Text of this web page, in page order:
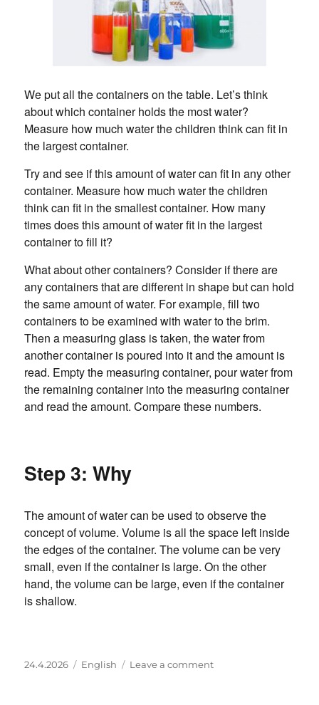
We put all the containers on the table. Let’s think
about which container holds the most water?
Measure how much water the children think can fit in
the largest container.
Try and see if this amount of water can fit in any other
container. Measure how much water the children
think can fit in the smallest container. How many
times does this amount of water fit in the largest
container to fill it?
What about other containers? Consider if there are
any containers that are different in shape but can hold
the same amount of water. For example, fill two
containers to be examined with water to the brim.
Then a measuring glass is taken, the water from
another container is poured into it and the amount is
read. Empty the measuring container, pour water from
the remaining container into the measuring container
and read the amount. Compare these numbers.
Step 3: Why
The amount of water can be used to observe the
concept of volume. Volume is all the space left inside
the edges of the container. The volume can be very
small, even if the container is large. On the other
hand, the volume can be large, even if the container
is shallow.
Posted
24.4.2026 Categories
English Leave a commenton